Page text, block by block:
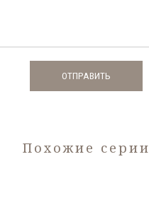
Похожие серии